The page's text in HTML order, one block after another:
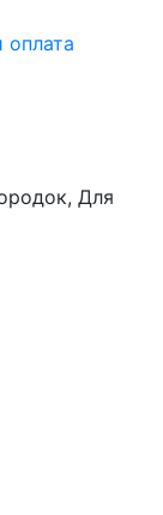
оплата
Для